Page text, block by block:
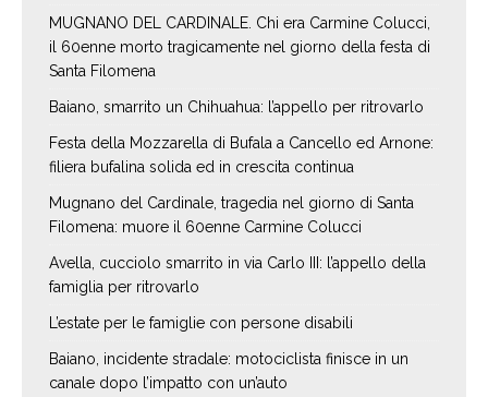
MUGNANO DEL CARDINALE. Chi era Carmine Colucci,
il 60enne morto tragicamente nel giorno della festa di
Santa Filomena
Baiano, smarrito un Chihuahua: l’appello per ritrovarlo
Festa della Mozzarella di Bufala a Cancello ed Arnone:
filiera bufalina solida ed in crescita continua
Mugnano del Cardinale, tragedia nel giorno di Santa
Filomena: muore il 60enne Carmine Colucci
Avella, cucciolo smarrito in via Carlo III: l’appello della
famiglia per ritrovarlo
L’estate per le famiglie con persone disabili
Baiano, incidente stradale: motociclista finisce in un
canale dopo l’impatto con un’auto